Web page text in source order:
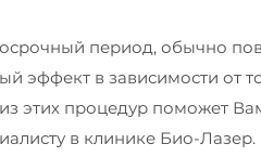
период, обычно
эффект в зависимости от
этих процедур поможет
в клинике Био-